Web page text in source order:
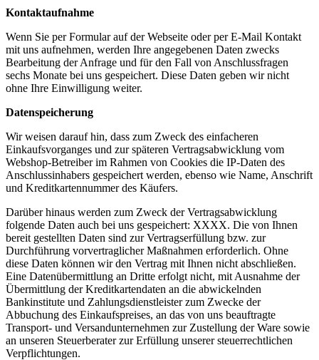
Kontaktaufnahme
Wenn Sie per Formular auf der Webseite oder per E-Mail Kontakt
mit uns aufnehmen, werden Ihre angegebenen Daten zwecks
Bearbeitung der Anfrage und für den Fall von Anschlussfragen
sechs Monate bei uns gespeichert. Diese Daten geben wir nicht
ohne Ihre Einwilligung weiter.
Datenspeicherung
Wir weisen darauf hin, dass zum Zweck des einfacheren
Einkaufsvorganges und zur späteren Vertragsabwicklung vom
Webshop-Betreiber im Rahmen von Cookies die IP-Daten des
Anschlussinhabers gespeichert werden, ebenso wie Name, Anschrift
und Kreditkartennummer des Käufers.
Darüber hinaus werden zum Zweck der Vertragsabwicklung
folgende Daten auch bei uns gespeichert: XXXX. Die von Ihnen
bereit gestellten Daten sind zur Vertragserfüllung bzw. zur
Durchführung vorvertraglicher Maßnahmen erforderlich. Ohne
diese Daten können wir den Vertrag mit Ihnen nicht abschließen.
Eine Datenübermittlung an Dritte erfolgt nicht, mit Ausnahme der
Übermittlung der Kreditkartendaten an die abwickelnden
Bankinstitute und Zahlungsdienstleister zum Zwecke der
Abbuchung des Einkaufspreises, an das von uns beauftragte
Transport- und Versandunternehmen zur Zustellung der Ware sowie
an unseren Steuerberater zur Erfüllung unserer steuerrechtlichen
Verpflichtungen.